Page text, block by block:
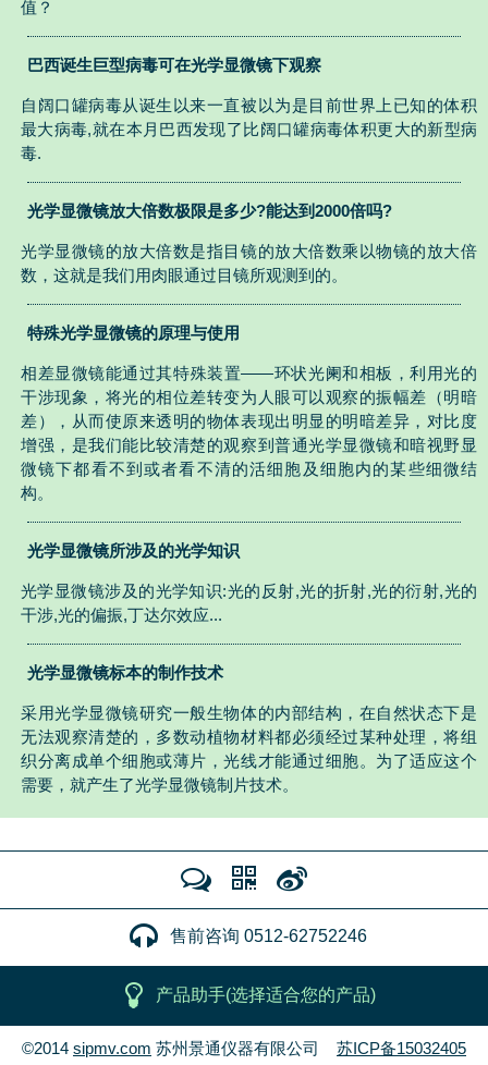
值？
巴西诞生巨型病毒可在光学显微镜下观察
自阔口罐病毒从诞生以来一直被以为是目前世界上已知的体积
最大病毒,就在本月巴西发现了比阔口罐病毒体积更大的新型病
毒.
光学显微镜放大倍数极限是多少?能达到2000倍吗?
光学显微镜的放大倍数是指目镜的放大倍数乘以物镜的放大倍
数，这就是我们用肉眼通过目镜所观测到的。
特殊光学显微镜的原理与使用
相差显微镜能通过其特殊装置——环状光阑和相板，利用光的
干涉现象，将光的相位差转变为人眼可以观察的振幅差（明暗
差），从而使原来透明的物体表现出明显的明暗差异，对比度
增强，是我们能比较清楚的观察到普通光学显微镜和暗视野显
微镜下都看不到或者看不清的活细胞及细胞内的某些细微结
构。
光学显微镜所涉及的光学知识
光学显微镜涉及的光学知识:光的反射,光的折射,光的衍射,光的
干涉,光的偏振,丁达尔效应...
光学显微镜标本的制作技术
采用光学显微镜研究一般生物体的内部结构，在自然状态下是
无法观察清楚的，多数动植物材料都必须经过某种处理，将组
织分离成单个细胞或薄片，光线才能通过细胞。为了适应这个
需要，就产生了光学显微镜制片技术。
售前咨询 0512-62752246
产品助手(选择适合您的产品)
©2014 sipmv.com 苏州景通仪器有限公司 苏ICP备15032405